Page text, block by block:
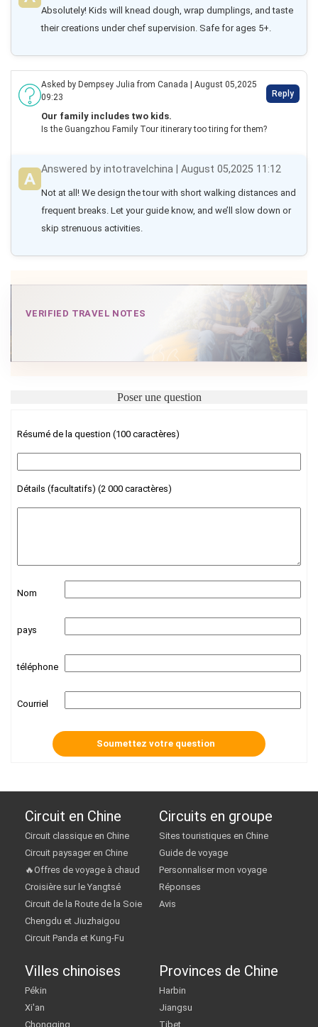
Absolutely! Kids will knead dough, wrap dumplings, and taste
their creations under chef supervision. Safe for ages 5+.
Asked by Dempsey Julia from Canada | August 05,2025
09:23
Reply
Our family includes two kids.
Is the Guangzhou Family Tour itinerary too tiring for them?
Answered by intotravelchina | August 05,2025 11:12
Not at all! We design the tour with short walking distances and
frequent breaks. Let your guide know, and we’ll slow down or
skip strenuous activities.
VERIFIED TRAVEL NOTES
Poser une question
Résumé de la question (100 caractères)
Détails (facultatifs) (2 000 caractères)
Nom
pays
téléphone
Courriel
Circuit en Chine
Circuit classique en Chine
Circuit paysager en Chine
🔥Offres de voyage à chaud
Croisière sur le Yangtsé
Circuit de la Route de la Soie
Chengdu et Jiuzhaigou
Circuit Panda et Kung-Fu
Circuits en groupe
Sites touristiques en Chine
Guide de voyage
Personnaliser mon voyage
Réponses
Avis
Villes chinoises
Pékin
Xi'an
Chongqing
Provinces de Chine
Harbin
Jiangsu
Tibet